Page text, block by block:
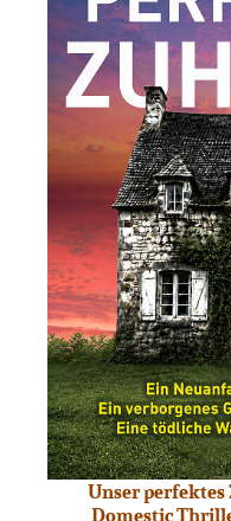
Unser perfektes
Domestic